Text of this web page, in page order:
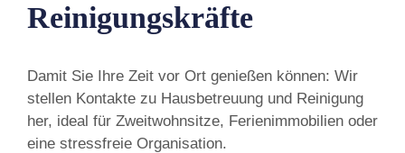
Reinigungskräfte
Damit Sie Ihre Zeit vor Ort genießen können: Wir
stellen Kontakte zu Hausbetreuung und Reinigung
her, ideal für Zweitwohnsitze, Ferienimmobilien oder
eine stressfreie Organisation.